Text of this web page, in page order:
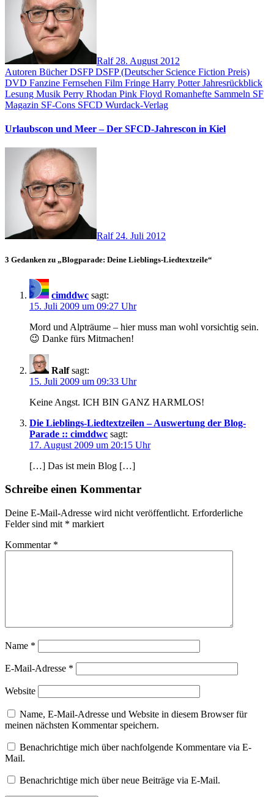
Ralf 28. August 2012
Autoren BücherDSFPDSFP (Deutscher Science Fiction Preis)
DVD Fanzine Fernsehen Film Fringe Harry PotterJahresrückblick
Lesung Musik Perry Rhodan Pink Floyd Romanhefte Sammeln SF
Magazin SF-Cons SFCD Wurdack-Verlag
Urlaubscon und Meer – Der SFCD-Jahrescon in Kiel
Ralf 24. Juli 2012
3 Gedanken zu „Blogparade: Deine Lieblings-Liedtextzeile“
cimddwc sagt:
15. Juli 2009 um 09:27 Uhr
Mord und Alpträume – hier muss man wohl vorsichtig sein.
😉 Danke fürs Mitmachen!
Ralf sagt:
15. Juli 2009 um 09:33 Uhr
Keine Angst. ICH BIN GANZ HARMLOS!
Die Lieblings-Liedtextzeilen – Auswertung der Blog-
Parade :: cimddwc sagt:
17. August 2009 um 20:15 Uhr
[…] Das ist mein Blog […]
Schreibe einen Kommentar
Deine E-Mail-Adresse wird nicht veröffentlicht. Erforderliche
Felder sind mit * markiert
Kommentar *
Name *
E-Mail-Adresse *
Website
Name, E-Mail-Adresse und Website in diesem Browser für
meinen nächsten Kommentar speichern.
Benachrichtige mich über nachfolgende Kommentare via E-
Mail.
Benachrichtige mich über neue Beiträge via E-Mail.